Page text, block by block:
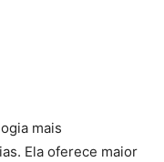
mais
Ela oferece maior